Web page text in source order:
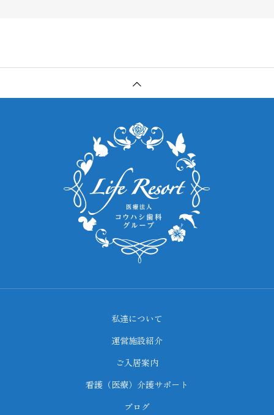
私達について
運営施設紹介
ご入居案内
看護（医療）介護サポート
ブログ